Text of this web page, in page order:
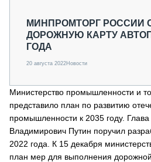
О ПРОЕКТЕ
МИНПРОМТОРГ РОССИИ
ДОРОЖНУЮ КАРТУ
ГОДА
20 августа 2022Новости
Министерство промышленности и
представило план по развитию
промышленности к 2035 году.
Владимирович Путин поручил
2022 года. К 15 декабря
план мер для выполнения